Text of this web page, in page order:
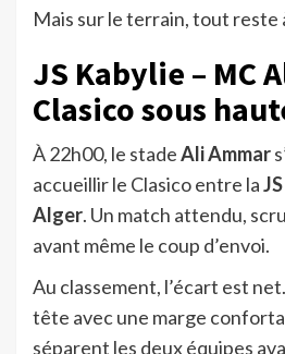
Mais sur le terrain, tout reste
JS Kabylie – MC
Clasico sous
À 22h00, le stadeAli Ammar
accueillir le Clasico entre la
Alger. Un match attendu,
avant même le coup d’envoi.
Au classement, l’écart est
tête avec une marge
séparent les deux équipes